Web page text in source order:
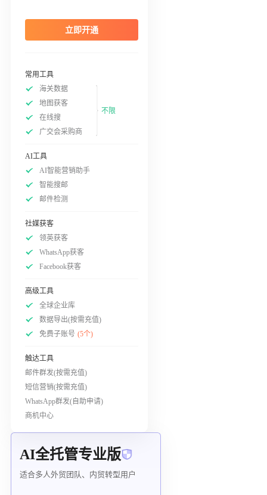
立即开通
常用工具
海关数据
地图获客
在线搜
广交会采购商
不限
AI工具
AI智能营销助手
智能搜邮
邮件检测
社媒获客
领英获客
WhatsApp获客
Facebook获客
高级工具
全球企业库
数据导出(按需充值)
免费子账号 (5个)
触达工具
邮件群发(按需充值)
短信营销(按需充值)
WhatsApp群发(自助申请)
商机中心
AI全托管专业版
适合多人外贸团队、内贸转型用户